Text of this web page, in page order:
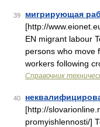
39 мигрирующая
[http://
EN migrant labour
persons who move
workers following
Справочник
40
[http://
promyishlennosti/]